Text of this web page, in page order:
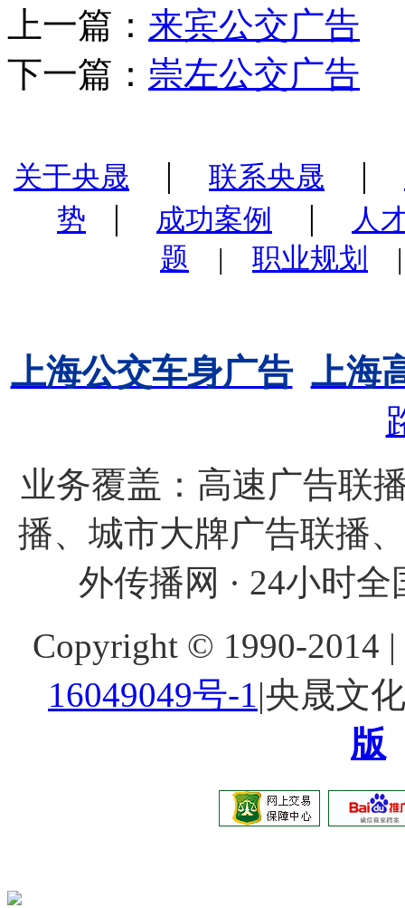
上一篇： 来宾公交广告
下一篇： 崇左公交广告
关于央晟 | 联系央晟 |
势
| 成功案例 |
人
题 | 职业规划
上海公交车身广告 上海
业务覆盖：高速广告联
播、城市大牌广告联播
外传播网 · 24小时
Copyright © 1990-2014
16049049号-1|央晟文
版